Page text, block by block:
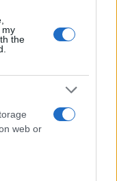
my
the
web or